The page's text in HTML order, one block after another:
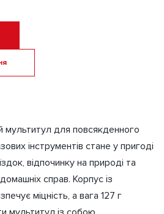
для повсякденного
інструментів стане у пригоді
відпочинку на природі та
справ. Корпус із
міцність, а вага 127 г